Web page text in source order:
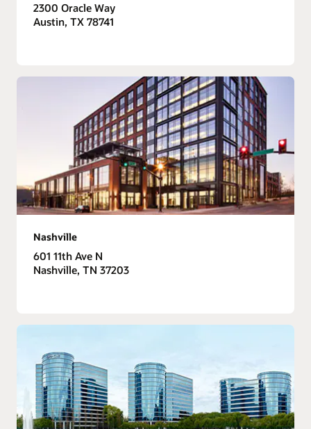
2300 Oracle Way
Austin, TX 78741
Nashville
601 11th Ave N
Nashville, TN 37203